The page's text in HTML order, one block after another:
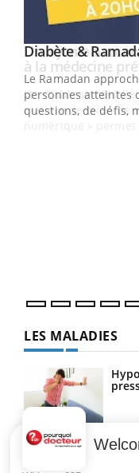
Youtube
Diabète &
Le Ramadan
personnes atteintes
questions, de défis,
Youtube
Un « jumeau
à la médecine
Un établissement lié
matière de bilan de
LES MALADIES